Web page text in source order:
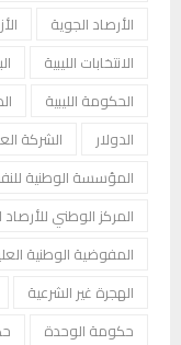
الأرصاد الجوية
الانتخابات الليبية
الحكومة الليبية
الدولار
الشركة
المؤسسة الوطنية
المركز الوطني للأرصاد
المفوضية الوطنية
الهجرة غير الشرعية
حكومة الوحدة